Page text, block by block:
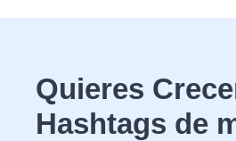
Quieres
Hashtags de